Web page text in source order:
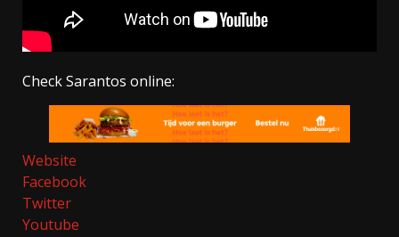
Check Sarantos online:
Website
Facebook
Twitter
Youtube